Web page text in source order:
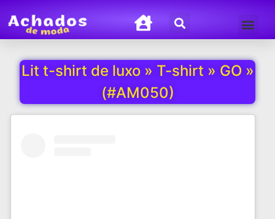
Lit t-shirt de luxo » T-shirt » GO »
(#AM050)